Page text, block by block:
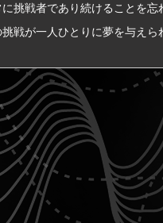
に挑戦者であり続けることを
戦が一人ひとりに夢を与えら